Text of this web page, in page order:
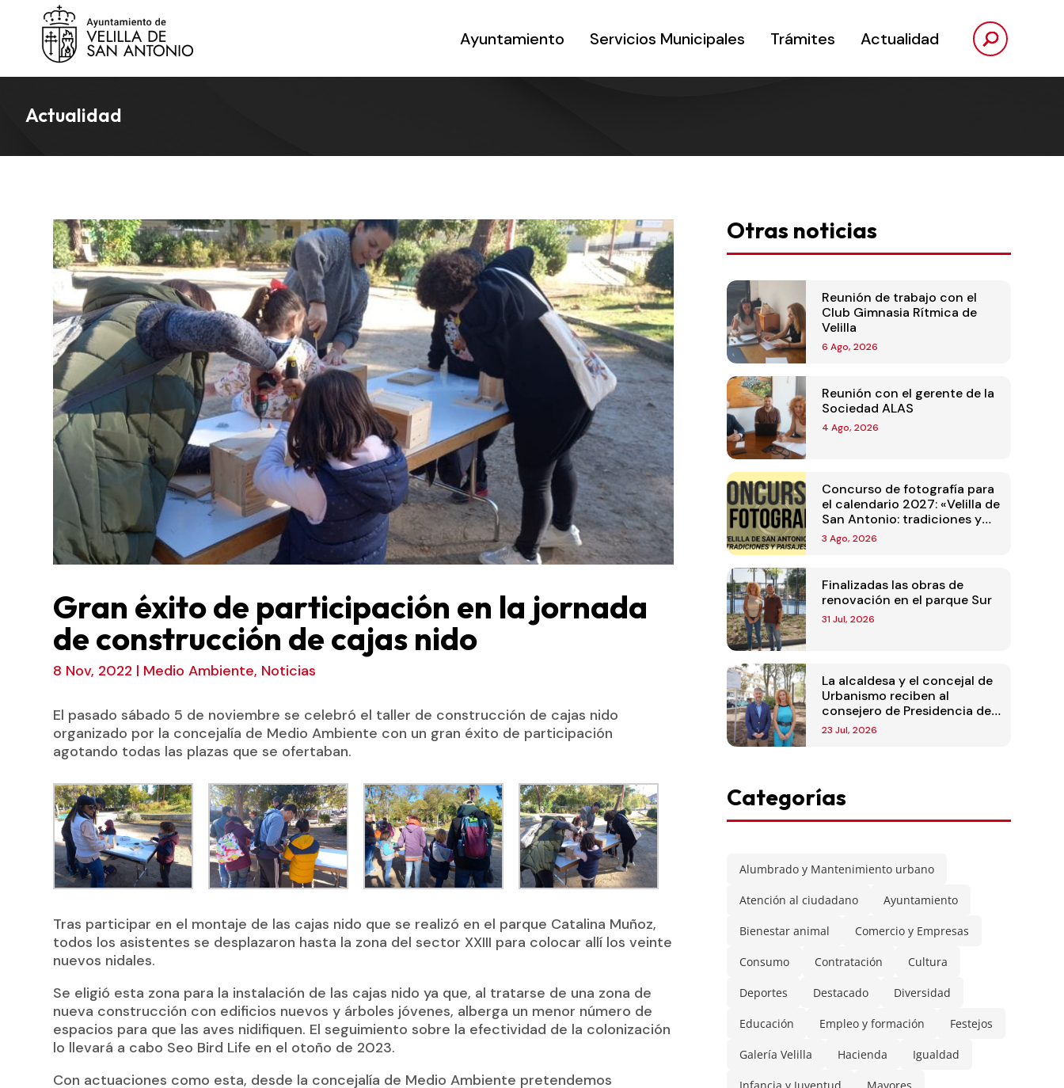
Ayuntamiento Servicios Municipales Trámites Actualidad
Actualidad
Gran éxito de participación en la jornada
de construcción de cajas nido
8 Nov, 2022 | Medio Ambiente, Noticias
El pasado sábado 5 de noviembre se celebró el taller de construcción de cajas nido
organizado por la concejalía de Medio Ambiente con un gran éxito de participación
agotando todas las plazas que se ofertaban.
Tras participar en el montaje de las cajas nido que se realizó en el parque Catalina Muñoz,
todos los asistentes se desplazaron hasta la zona del sector XXIII para colocar allí los veinte
nuevos nidales.
Se eligió esta zona para la instalación de las cajas nido ya que, al tratarse de una zona de
nueva construcción con edificios nuevos y árboles jóvenes, alberga un menor número de
espacios para que las aves nidifiquen. El seguimiento sobre la efectividad de la colonización
lo llevará a cabo Seo Bird Life en el otoño de 2023.
Con actuaciones como esta, desde la concejalía de Medio Ambiente pretendemos
Otras noticias
Reunión de trabajo con el
Club Gimnasia Rítmica de
Velilla
6 Ago, 2026
Reunión con el gerente de la
Sociedad ALAS
4 Ago, 2026
Concurso de fotografía para
el calendario 2027: «Velilla de
San Antonio: tradiciones y
paisajes»
3 Ago, 2026
Finalizadas las obras de
renovación en el parque Sur
31 Jul, 2026
La alcaldesa y el concejal de
Urbanismo reciben al
consejero de Presidencia de
la Comunidad de Madrid
23 Jul, 2026
Categorías
Alumbrado y Mantenimiento urbano
Atención al ciudadano Ayuntamiento
Bienestar animal Comercio y Empresas
Consumo Contratación Cultura
Deportes Destacado Diversidad
Educación Empleo y formación Festejos
Galería Velilla Hacienda Igualdad
Infancia y Juventud Mayores